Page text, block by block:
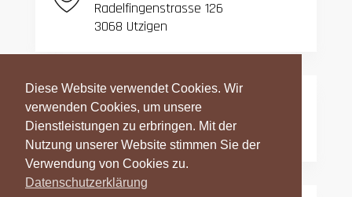
Diese Website verwendet Cookies. Wir
verwenden Cookies, um unsere
Dienstleistungen zu erbringen. Mit der
Nutzung unserer Website stimmen Sie der
Verwendung von Cookies zu.
Datenschutzerklärung
Radelfingenstrasse 126
3068 Utzigen
T:031 839 06 27
031 839 42 23